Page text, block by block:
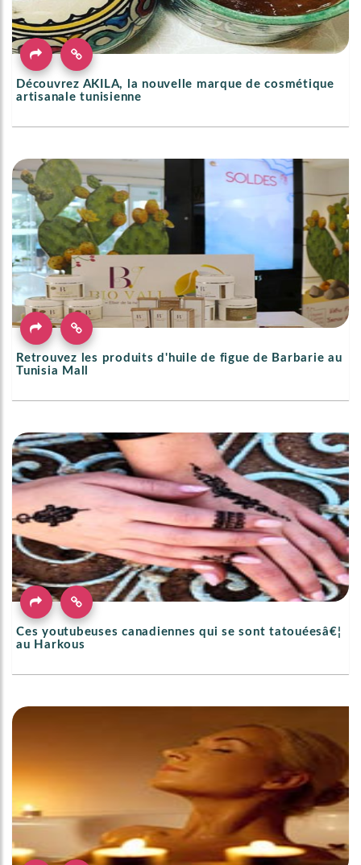
Découvrez AKILA, la nouvelle marque de cosmétique
artisanale tunisienne
Retrouvez les produits d'huile de figue de Barbarie au
Tunisia Mall
Ces youtubeuses canadiennes qui se sont tatouéesâ€¦
au Harkous